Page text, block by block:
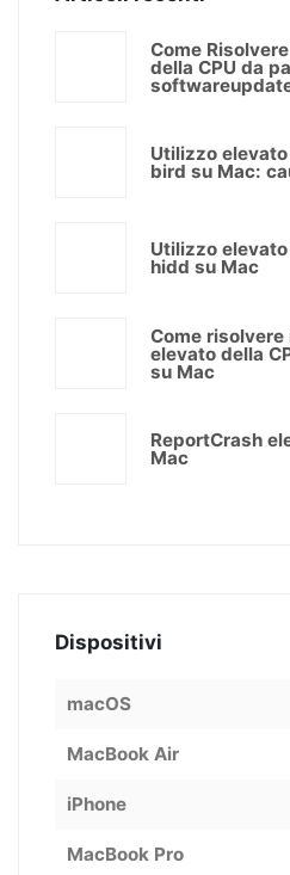
Come
della CPU da
Utilizzo
bird su Mac:
Utilizzo
hidd su Mac
Come
elevato della
su Mac
ReportCrash
Mac
Dispositivi
macOS
MacBook Air
iPhone
MacBook Pro